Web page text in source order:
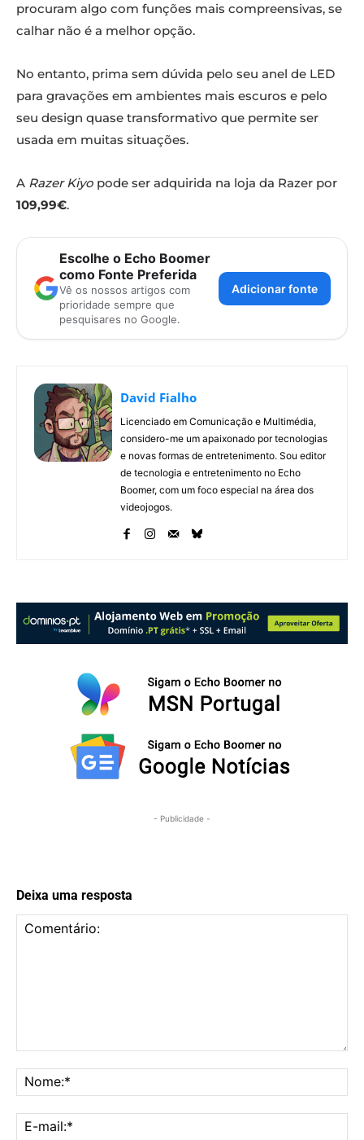
procuram algo com funções mais compreensivas, se
calhar não é a melhor opção.
No entanto, prima sem dúvida pelo seu anel de LED
para gravações em ambientes mais escuros e pelo
seu design quase transformativo que permite ser
usada em muitas situações.
A Razer Kiyo pode ser adquirida na loja da Razer por
109,99€.
Escolhe o Echo Boomer
como Fonte Preferida
Vê os nossos artigos com
prioridade sempre que
pesquisares no Google.
Adicionar fonte
David Fialho
Licenciado em Comunicação e Multimédia,
considero-me um apaixonado por tecnologias
e novas formas de entretenimento. Sou editor
de tecnologia e entretenimento no Echo
Boomer, com um foco especial na área dos
videojogos.
- Publicidade -
Deixa uma resposta